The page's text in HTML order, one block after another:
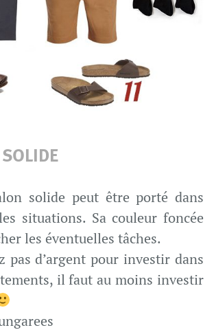
solide peut être porté dans
situations. Sa couleur foncée
les éventuelles tâches.
pas d’argent pour investir dans
il faut au moins investir